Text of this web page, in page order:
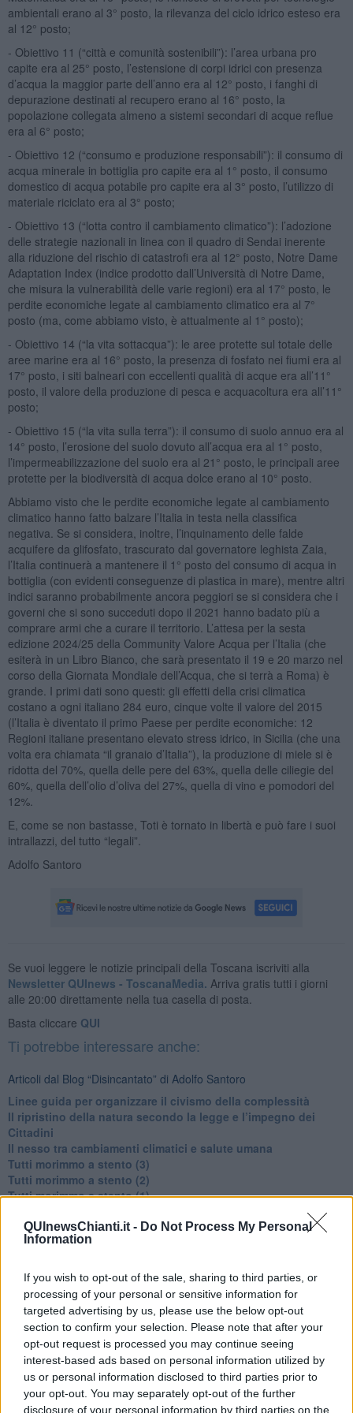
QUInewsChianti.it - Do Not Process My Personal
Information
If you wish to opt-out of the sale, sharing to third parties, or
processing of your personal or sensitive information for
targeted advertising by us, please use the below opt-out
section to confirm your selection. Please note that after your
opt-out request is processed you may continue seeing
interest-based ads based on personal information utilized by
us or personal information disclosed to third parties prior to
your opt-out. You may separately opt-out of the further
disclosure of your personal information by third parties on the
ambientali erano al 3° posto, la rilevanza del ciclo idrico esteso era
al 12° posto;
- Obiettivo 11 (“città e comunità sostenibili”): l’area urbana pro
capite era al 25° posto, l’estensione di corpi idrici con presenza
d’acqua la maggior parte dell’anno era al 12° posto, i fanghi di
depurazione destinati al recupero erano al 16° posto, la
popolazione collegata almeno a sistemi secondari di acque reflue
era al 6° posto;
- Obiettivo 12 (“consumo e produzione responsabili”): il consumo di
acqua minerale in bottiglia pro capite era al 1° posto, il consumo
domestico di acqua potabile pro capite era al 3° posto, l’utilizzo di
materiale riciclato era al 3° posto;
- Obiettivo 13 (“lotta contro il cambiamento climatico”): l’adozione
delle strategie nazionali in linea con il quadro di Sendai inerente
alla riduzione del rischio di catastrofi era al 12° posto, Notre Dame
Adaptation Index (indice prodotto dall’Università di Notre Dame,
che misura la vulnerabilità delle varie regioni) era al 17° posto, le
perdite economiche legate al cambiamento climatico era al 7°
posto (ma, come abbiamo visto, è attualmente al 1° posto);
- Obiettivo 14 (“la vita sottacqua”): le aree protette sul totale delle
aree marine era al 16° posto, la presenza di fosfato nei fiumi era al
17° posto, i siti balneari con eccellenti qualità di acque era all’11°
posto, il valore della produzione di pesca e acquacoltura era all’11°
posto;
- Obiettivo 15 (“la vita sulla terra”): il consumo di suolo annuo era al
14° posto, l’erosione del suolo dovuto all’acqua era al 1° posto,
l’impermeabilizzazione del suolo era al 21° posto, le principali aree
protette per la biodiversità di acqua dolce erano al 10° posto.
Abbiamo visto che le perdite economiche legate al cambiamento
climatico hanno fatto balzare l’Italia in testa nella classifica
negativa. Se si considera, inoltre, l’inquinamento delle falde
acquifere da glifosfato, trascurato dal governatore leghista Zaia,
l’Italia continuerà a mantenere il 1° posto del consumo di acqua in
bottiglia (con evidenti conseguenze di plastica in mare), mentre altri
indici saranno probabilmente ancora peggiori se si considera che i
governi che si sono succeduti dopo il 2021 hanno badato più a
comprare armi che a curare il territorio. L’attesa per la sesta
edizione 2024/25 della Community Valore Acqua per l’Italia (che
esiterà in un Libro Bianco, che sarà presentato il 19 e 20 marzo nel
corso della Giornata Mondiale dell’Acqua, che si terrà a Roma) è
grande. I primi dati sono questi: gli effetti della crisi climatica
costano a ogni italiano 284 euro, cinque volte il valore del 2015
(l’Italia è diventato il primo Paese per perdite economiche: 12
Regioni italiane presentano elevato stress idrico, in Sicilia (che una
volta era chiamata “il granaio d’Italia”), la produzione di miele si è
ridotta del 70%, quella delle pere del 63%, quella delle ciliegie del
60%, quella dell’olio d’oliva del 27%, quella di vino e pomodori del
12%.
E, come se non bastasse, Toti è tornato in libertà e può fare i suoi
intrallazzi, del tutto “legali”.
Adolfo Santoro
Se vuoi leggere le notizie principali della Toscana iscriviti alla
Newsletter QUInews - ToscanaMedia. Arriva gratis tutti i giorni
alle 20:00 direttamente nella tua casella di posta.
Basta cliccare QUI
Ti potrebbe interessare anche:
Articoli dal Blog “Disincantato” di Adolfo Santoro
​Linee guida per organizzare il civismo della complessità
​Il ripristino della natura secondo la legge e l’impegno dei
Cittadini
Il nesso tra cambiamenti climatici e salute umana
Tutti morimmo a stento (3)
Tutti morimmo a stento (2)
​Tutti morimmo a stento (1)
Un manuale essenziale per seguire il CORRIDOIO BLU
Il corridoio blu
​I costi dell’adeguamento al cold ironing
Alcune domande da esordiente agli esperti che decidono le
sorti dell’Elba
Verso il full electric a gestione pubblica dei traghetti​
​La Scienza dei Cittadini e i Cittadini per l’Aria
Trump e le sue guerre contro i deboli e contro la terra
​Le furbate elettorali della Meloni e la testardaggine
dell’opposizione
​Date loro l’Oscar al posto del Nobel per la Pace